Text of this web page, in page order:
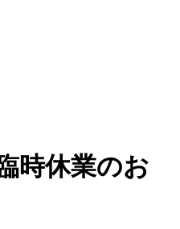
時休業のお